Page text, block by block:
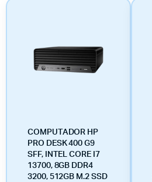
COMPUTADOR HP
PRO DESK 400 G9
SFF, INTEL CORE I7
13700, 8GB DDR4
3200, 512GB M.2 SSD